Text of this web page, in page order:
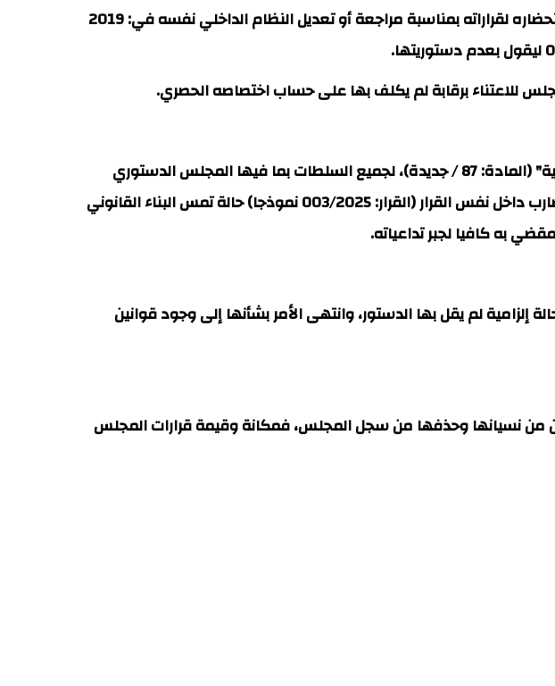
- اعتداد المجلس الدستوري بقراره المتعلق بقانون لا علاقة للنظام الداخلي به، وعدم استحضاره لقراراته بمناسبة مراجعة أو تعديل النظام الداخلي نفسه في: 2019
للاعتناء برقابة لم يكلف بها على حساب اختصاصه الحصري.
قرارات المجلس الدستوري: "ملزمة للسلطات العمومية وجميع السلطات الإدارية والقضائية" (المادة: 87 / جديدة)، لجميع السلطات بما فيها المجلس الدستوري
نفسه؛ لذلك يطرح عدم تقيد المجلس بقراراته وتضارب بعضها مع الآخر، بل ووقوع ذلك التضارب داخل نفس القرار (القرار: 003/2025 نموذجا) حالة تمس البناء القانوني
به كافيا لجبر تداعياته.
لم يقل بها الدستور، وانتهى الأمر بشأنها إلى وجود قوانين
صيغة تمكن من نسيانها وحذفها من سجل المجلس، فمكانة وقيمة قرارات المجلس